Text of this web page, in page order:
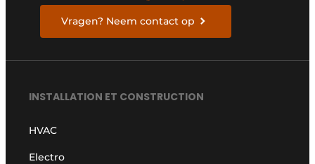
Vragen? Neem contact op
INSTALLATION ET CONSTRUCTION
HVAC
Electro